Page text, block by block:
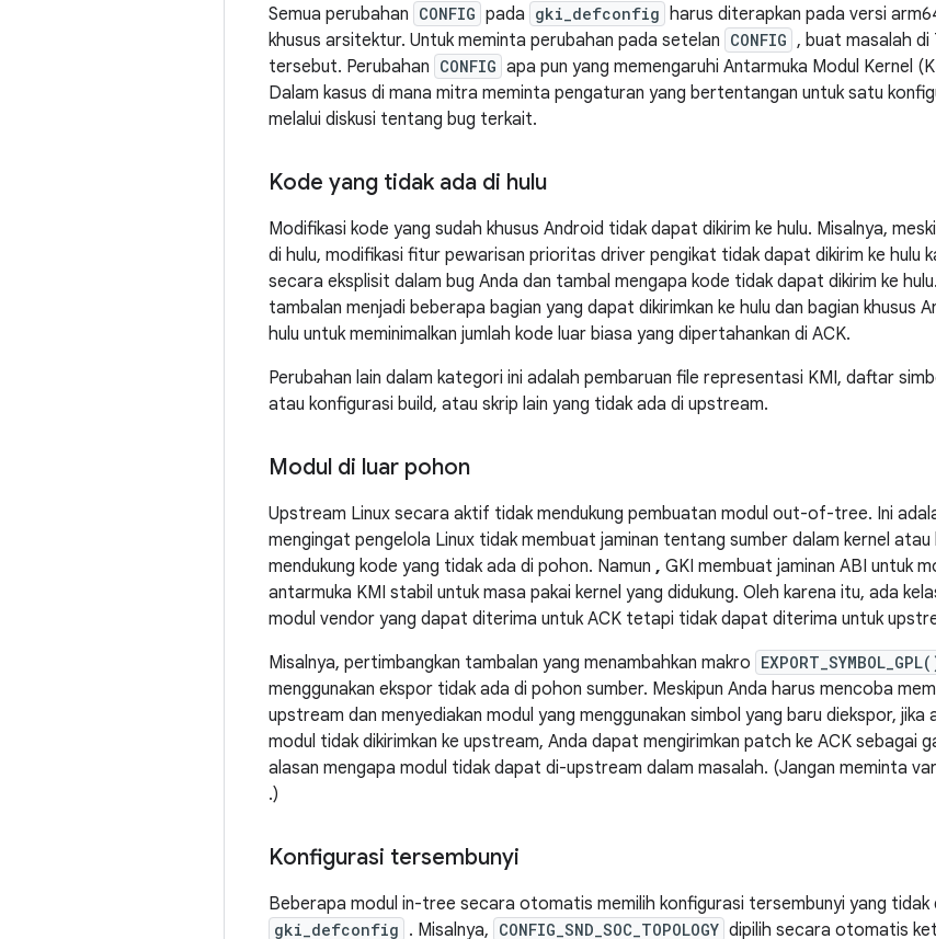
Semua perubahan CONFIG pada gki_defconfig harus diterapkan pada versi
khusus arsitektur. Untuk meminta perubahan pada setelan CONFIG , buat masalah di
tersebut. Perubahan CONFIG apa pun yang memengaruhi Antarmuka Modul Kernel
Dalam kasus di mana mitra meminta pengaturan yang bertentangan untuk satu
melalui diskusi tentang bug terkait.
Kode yang tidak ada di hulu
Modifikasi kode yang sudah khusus Android tidak dapat dikirim ke hulu. Misalnya,
di hulu, modifikasi fitur pewarisan prioritas driver pengikat tidak dapat dikirim ke hulu
secara eksplisit dalam bug Anda dan tambal mengapa kode tidak dapat dikirim ke
tambalan menjadi beberapa bagian yang dapat dikirimkan ke hulu dan bagian khusus
hulu untuk meminimalkan jumlah kode luar biasa yang dipertahankan di ACK.
Perubahan lain dalam kategori ini adalah pembaruan file representasi KMI, daftar
atau konfigurasi build, atau skrip lain yang tidak ada di upstream.
Modul di luar pohon
Upstream Linux secara aktif tidak mendukung pembuatan modul out-of-tree. Ini
mengingat pengelola Linux tidak membuat jaminan tentang sumber dalam kernel
mendukung kode yang tidak ada di pohon. Namun , GKI membuat jaminan ABI untuk
antarmuka KMI stabil untuk masa pakai kernel yang didukung. Oleh karena itu, ada
modul vendor yang dapat diterima untuk ACK tetapi tidak dapat diterima untuk
Misalnya, pertimbangkan tambalan yang menambahkan makro
menggunakan ekspor tidak ada di pohon sumber. Meskipun Anda harus mencoba
upstream dan menyediakan modul yang menggunakan simbol yang baru diekspor, jika
modul tidak dikirimkan ke upstream, Anda dapat mengirimkan patch ke ACK sebagai
alasan mengapa modul tidak dapat di-upstream dalam masalah. (Jangan meminta
.)
Konfigurasi tersembunyi
Beberapa modul in-tree secara otomatis memilih konfigurasi tersembunyi yang
gki_defconfig . Misalnya, CONFIG_SND_SOC_TOPOLOGY dipilih secara otomatis